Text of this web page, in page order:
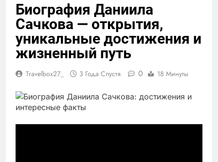
Биография Даниила
Сачкова — открытия,
уникальные достижения и
жизненный путь
Travelbox27_ 3 Года Спустя 0 18 Минуты